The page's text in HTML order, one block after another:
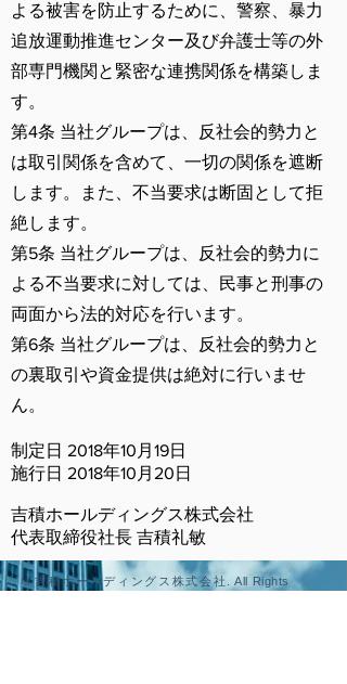
よる被害を防止するために、警察、暴力
追放運動推進センター及び弁護士等の外
部専門機関と緊密な連携関係を構築しま
す。
第4条 当社グループは、反社会的勢力と
は取引関係を含めて、一切の関係を遮断
します。また、不当要求は断固として拒
絶します。
第5条 当社グループは、反社会的勢力に
よる不当要求に対しては、民事と刑事の
両面から法的対応を行います。
第6条 当社グループは、反社会的勢力と
の裏取引や資金提供は絶対に行いませ
ん。
制定日 2018年10月19日
施行日 2018年10月20日
吉積ホールディングス株式会社
代表取締役社長 吉積礼敏
©吉積ホールディングス 株式会社
. All Rights